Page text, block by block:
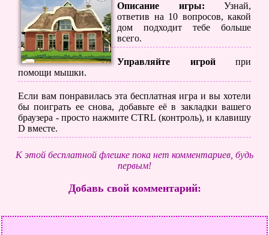
Описание игры: Узнай,
ответив на 10 вопросов, какой
дом подходит тебе больше
всего.
Управляйте игройпри
помощи мышки.
Если вам понравилась эта бесплатная игра и вы хотели
бы поиграть ее снова, добавьте её в закладки вашего
браузера - просто нажмите CTRL (контроль), и клавишу
D вместе.
К этой бесплатной флешке пока нет комментариев, будь
первым!
Добавь свой комментарий: